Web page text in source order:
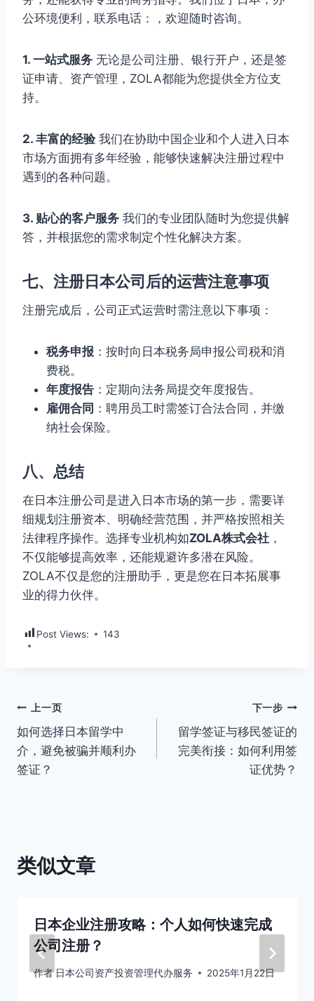
公环境便利，联系电话：，欢迎随时咨询。
1. 一站式服务 无论是公司注册、银行开户，还是签
证申请、资产管理，ZOLA都能为您提供全方位支
持。
2. 丰富的经验我们在协助中国企业和个人进入日本
市场方面拥有多年经验，能够快速解决注册过程中
遇到的各种问题。
3. 贴心的客户服务 我们的专业团队随时为您提供解
答，并根据您的需求制定个性化解决方案。
七、注册日本公司后的运营注意事项
注册完成后，公司正式运营时需注意以下事项：
税务申报 ：按时向日本税务局申报公司税和消
费税。
年度报告 ：定期向法务局提交年度报告。
雇佣合同 ：聘用员工时需签订合法合同，并缴
纳社会保险。
八、总结
在日本注册公司是进入日本市场的第一步，需要详
细规划注册资本、明确经营范围，并严格按照相关
法律程序操作。选择专业机构如ZOLA株式会社 ，
不仅能够提高效率，还能规避许多潜在风险。
ZOLA不仅是您的注册助手，更是您在日本拓展事
业的得力伙伴。
Post Views: 143
文
章
导
上一页
如何选择日本留学中
介，避免被骗并顺利办
签证？
下一步
留学签证与移民签证的
完美衔接：如何利用签
证优势？
类似文章
日本企业注册攻略：个人如何快速完成
公司注册？
作者 日本公司资产投资管理代办服务 2025年1月22日